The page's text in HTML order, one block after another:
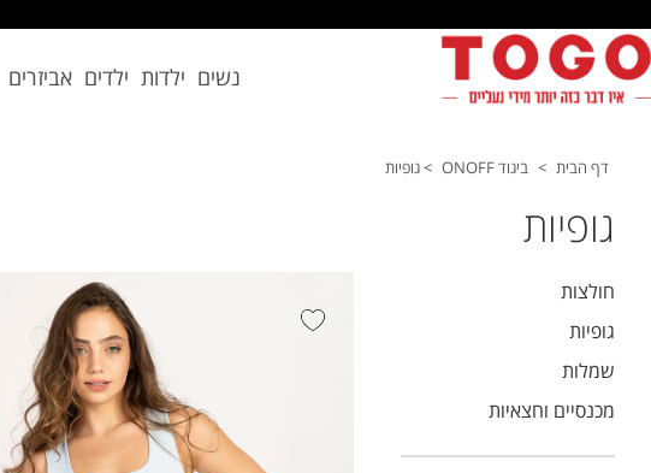
נשים ילדות ילדים אביזרים
דף הבית > ביגוד ONOFF >גופיות
גופיות
חולצות
גופיות
שמלות
מכנסיים וחצאיות